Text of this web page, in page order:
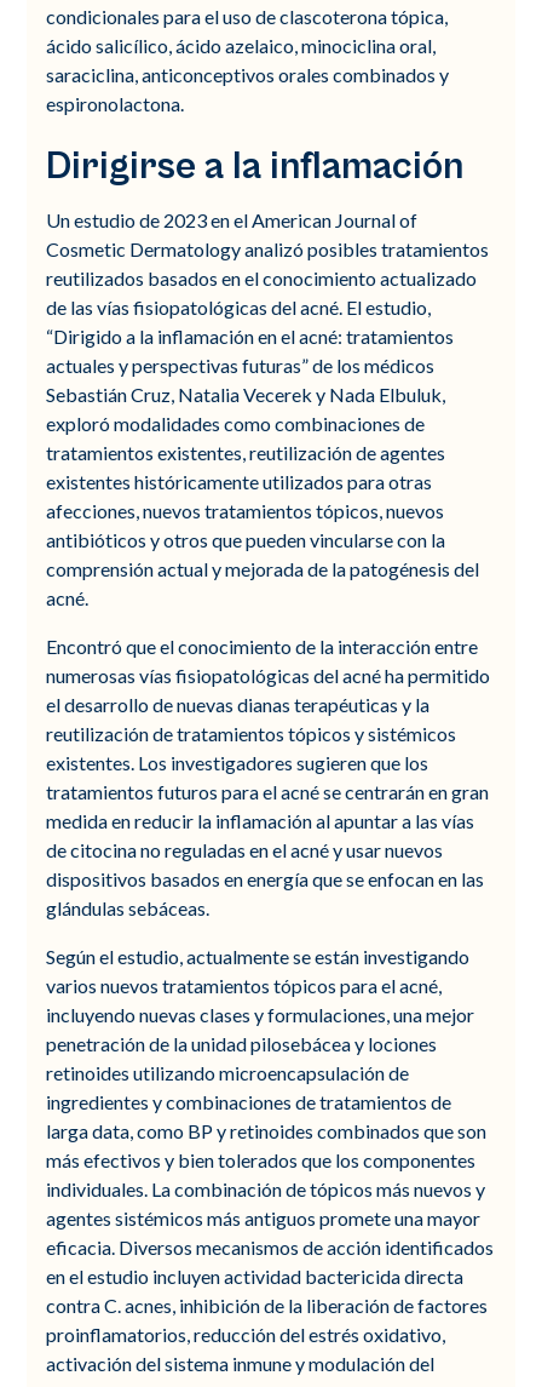
condicionales para el uso de clascoterona tópica,
ácido salicílico, ácido azelaico, minociclina oral,
saraciclina, anticonceptivos orales combinados y
espironolactona.
Dirigirse a la inflamación
Un estudio de 2023 en el American Journal of
Cosmetic Dermatology analizó posibles tratamientos
reutilizados basados en el conocimiento actualizado
de las vías fisiopatológicas del acné. El estudio,
“Dirigido a la inflamación en el acné: tratamientos
actuales y perspectivas futuras” de los médicos
Sebastián Cruz, Natalia Vecerek y Nada Elbuluk,
exploró modalidades como combinaciones de
tratamientos existentes, reutilización de agentes
existentes históricamente utilizados para otras
afecciones, nuevos tratamientos tópicos, nuevos
antibióticos y otros que pueden vincularse con la
comprensión actual y mejorada de la patogénesis del
acné.
Encontró que el conocimiento de la interacción entre
numerosas vías fisiopatológicas del acné ha permitido
el desarrollo de nuevas dianas terapéuticas y la
reutilización de tratamientos tópicos y sistémicos
existentes. Los investigadores sugieren que los
tratamientos futuros para el acné se centrarán en gran
medida en reducir la inflamación al apuntar a las vías
de citocina no reguladas en el acné y usar nuevos
dispositivos basados en energía que se enfocan en las
glándulas sebáceas.
Según el estudio, actualmente se están investigando
varios nuevos tratamientos tópicos para el acné,
incluyendo nuevas clases y formulaciones, una mejor
penetración de la unidad pilosebácea y lociones
retinoides utilizando microencapsulación de
ingredientes y combinaciones de tratamientos de
larga data, como BP y retinoides combinados que son
más efectivos y bien tolerados que los componentes
individuales. La combinación de tópicos más nuevos y
agentes sistémicos más antiguos promete una mayor
eficacia. Diversos mecanismos de acción identificados
en el estudio incluyen actividad bactericida directa
contra C. acnes, inhibición de la liberación de factores
proinflamatorios, reducción del estrés oxidativo,
activación del sistema inmune y modulación del